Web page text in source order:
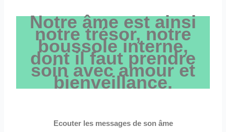
Notre âme est ainsi
notre trésor, notre
boussole interne,
dont il faut prendre
soin avec amour et
bienveillance.
Ecouter les messages de son âme